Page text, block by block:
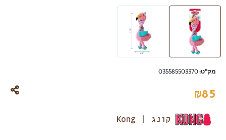
מק"ט:035585503370
₪85
קונג | Kong